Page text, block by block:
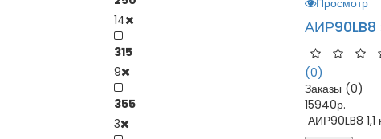
14
315
9
355
3
Просмотр
АИР90LB8
(0)
Заказы (0)
15940р.
АИР90LB8